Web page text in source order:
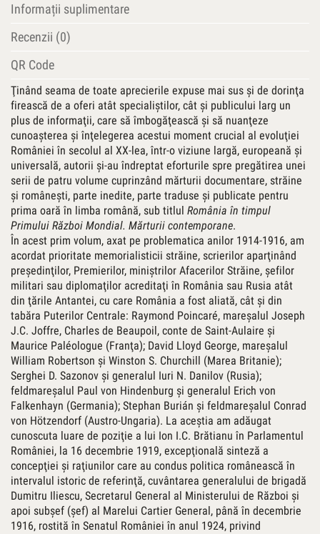
Informații suplimentare
Recenzii (0)
QR Code
Ţinând seama de toate aprecierile expuse mai sus şi de dorinţa
firească de a oferi atât specialiştilor, cât şi publicului larg un
plus de informaţii, care să îmbogăţească şi să nuanţeze
cunoaşterea şi înţelegerea acestui moment crucial al evoluţiei
României în secolul al XX-lea, într-o viziune largă, europeană şi
universală, autorii şi-au îndreptat eforturile spre pregătirea unei
serii de patru volume cuprinzând mărturii documentare, străine
şi româneşti, parte inedite, parte traduse şi publicate pentru
prima oară în limba română, sub titlul România în timpul
Primului Război Mondial. Mărturii contemporane.
În acest prim volum, axat pe problematica anilor 1914-1916, am
acordat prioritate memorialisticii străine, scrierilor aparţinând
preşedinţilor, Premierilor, miniştrilor Afacerilor Străine, şefilor
militari sau diplomaţilor acreditaţi în România sau Rusia atât
din ţările Antantei, cu care România a fost aliată, cât şi din
tabăra Puterilor Centrale: Raymond Poincaré, mareşalul Joseph
J.C. Joffre, Charles de Beaupoil, conte de Saint-Aulaire şi
Maurice Paléologue (Franţa); David Lloyd George, mareşalul
William Robertson şi Winston S. Churchill (Marea Britanie);
Serghei D. Sazonov şi generalul Iuri N. Danilov (Rusia);
feldmareşalul Paul von Hindenburg şi generalul Erich von
Falkenhayn (Germania); Stephan Burián şi feldmareşalul Conrad
von Hötzendorf (Austro-Ungaria). La aceştia am adăugat
cunoscuta luare de poziţie a lui Ion I.C. Brătianu în Parlamentul
României, la 16 decembrie 1919, excepţională sinteză a
concepţiei şi raţiunilor care au condus politica românească în
intervalul istoric de referinţă, cuvântarea generalului de brigadă
Dumitru Iliescu, Secretarul General al Ministerului de Război şi
apoi subşef (şef) al Marelui Cartier General, până în decembrie
1916, rostită în Senatul României în anul 1924, privind